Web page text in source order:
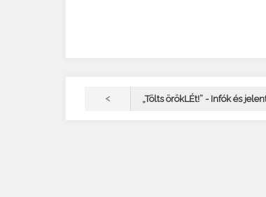
< „Tölts örökLÉt!” - Infók és